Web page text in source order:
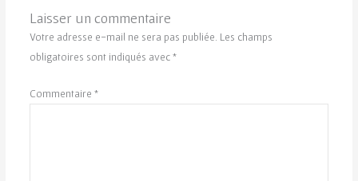
Laisser un commentaire
Votre adresse e-mail ne sera pas publiée. Les champs
obligatoires sont indiqués avec*
Commentaire *